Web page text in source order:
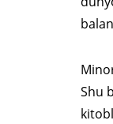
Shu